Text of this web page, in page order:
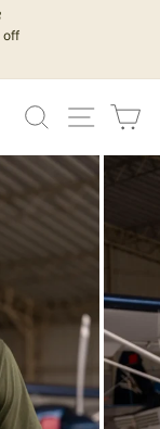
off
BUSCAR